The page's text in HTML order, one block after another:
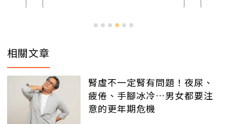
相關文章
腎虛不一定腎有問題！夜尿、
疲倦、手腳冰冷…男女都要注
意的更年期危機